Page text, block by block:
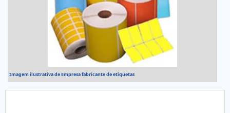
Imagem ilustrativa de Empresa fabricante de etiquetas